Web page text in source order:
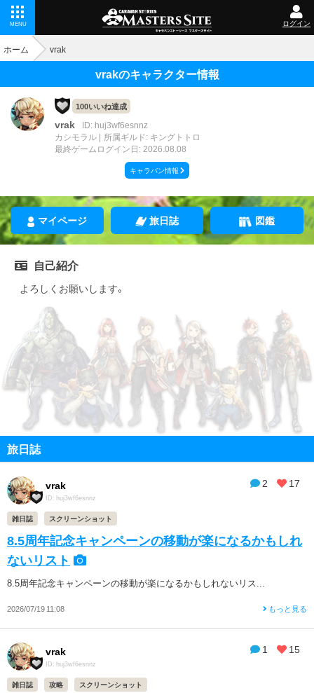
MENU ログイン
ホーム vrak
vrakのキャラクター情報
100いいね達成
vrak
ID: huj3wf6esnnz
カシモラル
所属ギルド: キングトトロ
最終ゲームログイン日: 2026.08.08
キャラバン情報
マイページ 旅日誌 図鑑
自己紹介
よろしくお願いします。
旅日誌
2 17
vrak
ID: huj3wf6esnnz
雑日誌 スクリーンショット
8.5周年記念キャンペーンの移動が楽になるかもしれ
ないリスト
8.5周年記念キャンペーンの移動が楽になるかもしれないリス...
2026/07/19 11:08 もっと見る
1 15
vrak
ID: huj3wf6esnnz
雑日誌 攻略 スクリーンショット